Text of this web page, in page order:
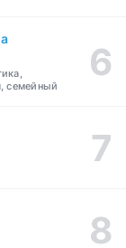
семейный